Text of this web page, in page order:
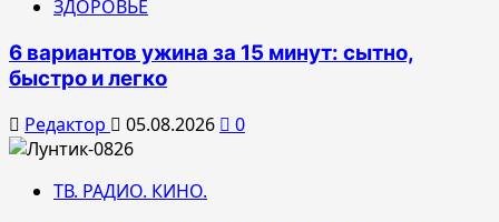
ЗДОРОВЬЕ
6 вариантов ужина за 15 минут: сытно,
быстро и легко
Редактор 05.08.2026 0
ТВ. РАДИО. КИНО.